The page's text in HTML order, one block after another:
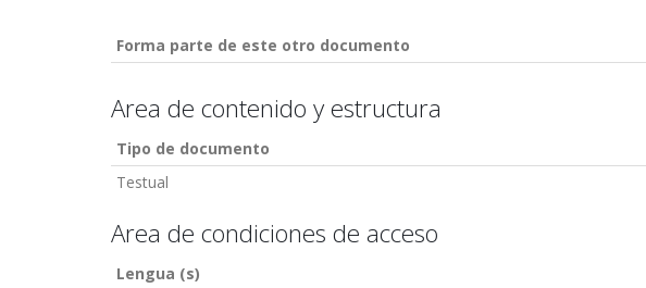
Forma parte de este otro documento
Area de contenido y estructura
Tipo de documento
Testual
Area de condiciones de acceso
Lengua (s)